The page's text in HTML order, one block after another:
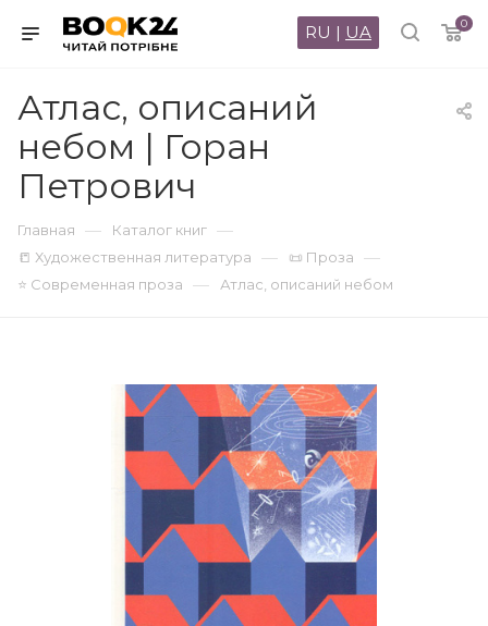
0
RU | UA
Атлас, описаний
небом | Горан
Петрович
Главная — Каталог книг —
📒 Художественная литература — 📜 Проза —
⭐ Современная проза — Атлас, описаний небом